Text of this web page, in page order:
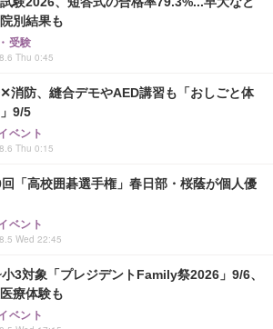
別結果も
受験
Thu 0:45
消防、縫合デモやAED講習も「おしごと体
9/5
ベント
Thu 0:15
「高校囲碁選手権」春日部・桜蔭が個人優
ベント
Wed 22:45
3対象「プレジデントFamily祭2026」9/6、
療体験も
ベント